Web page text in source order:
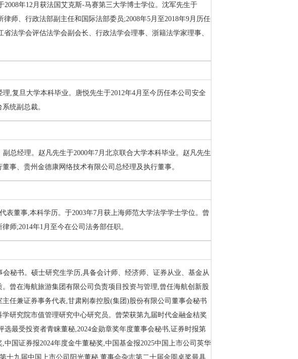
年12月获法国艾克斯-马赛第三大学博士学位。沈军先生于
师、行政法部副主任和国际法部委员;2008年5月至2018年9月历任
法学会评估法学会副会长、行政法学会理事、浙籍法学家理事、
,复旦大学本科毕业。唐悦先生于2012年4月至今历任本公司安全
统副总裁。
总经理。赵凡先生于2000年7月北京联合大学本科毕业。赵凡先生
事、贵州金德康网络技术有限公司总经理及执行董事。
表董事,本科学历。于2003年7月获上海师范大学法学学士学位。曾
师;2014年1月至今在公司法务部任职。
秘书。硕士研究生学历,具备会计师、经济师、证券从业、基金从
曾在海航旅游集团有限公司负责项目投资与管理,曾任海航创新股
任兼证券事务代表,甘肃刚泰控股(集团)股份有限公司董事会秘书
研究院市值管理研究中心研究员。曾荣获第九届时代金融金桔奖
选最受投资者青睐董秘,2024金勋章奖年度董事会秘书,证券时报第
国证券报2024年度金牛董秘奖,中国基金报2025中国上市公司英华
十九届中国上市公司阳光董秘,董事会杂志第二十届金圆桌奖最具